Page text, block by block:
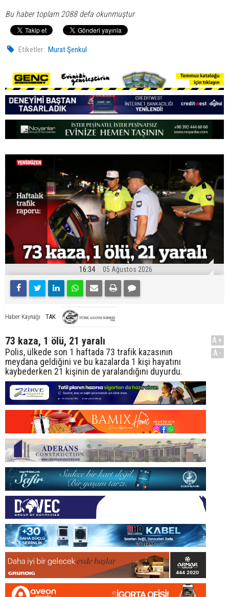
Bu haber toplam 2088 defa okunmuştur
Etiketler : Murat Şenkul
16:34 05 Ağustos 2026
Haber Kaynağı TAK
73 kaza, 1 ölü, 21 yaralı
Polis, ülkede son 1 haftada 73 trafik kazasının
meydana geldiğini ve bu kazalarda 1 kişi hayatını
kaybederken 21 kişinin de yaralandığını duyurdu.
A+
A-